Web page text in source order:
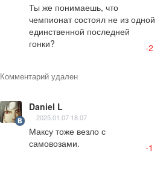
Ты же понимаешь, что
чемпионат состоял не из одной
единственной последней
гонки?
-2
Комментарий удален
Daniel L
2025.01.07 18:07
Максу тоже везло с
самовозами.
-1